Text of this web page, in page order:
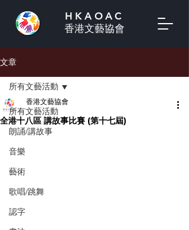
HKAOAC
香港文藝協會
文章
所有文藝活動
朗誦/講故事
音樂
藝術
歌唱/跳舞
認字
所有文藝活動
全港十八區 講故事比賽 (第十七屆)
香港文藝協會